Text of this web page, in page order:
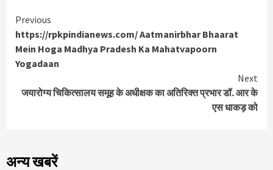
Continue
Reading
Previous
https://rpkpindianews.com/ Aatmanirbhar Bhaarat
Mein Hoga Madhya Pradesh Ka Mahatvapoorn
Yogadaan
Next
जयारोग्य चिकित्सालय समूह के अधीक्षक का अतिरिक्त प्रभार डॉ. आर के
एस धाकड़ को
अन्य खबरें